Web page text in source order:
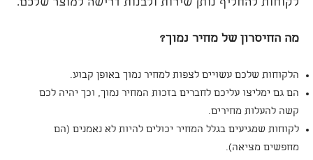
לקוחות להחליף נותן שירות ולבנות דרישה למוצר שלכם.
מה החיסרון של מחיר נמוך?
הלקוחות שלכם עשויים לצפות למחיר נמוך באופן קבוע.
הם גם ימליצו עליכם לחברים בזכות המחיר נמוך, וכך יהיה לכם
קשה להעלות מחירים.
לקוחות שמגיעים בגלל המחיר יכולים להיות לא נאמנים (הם
מחפשים מציאה).